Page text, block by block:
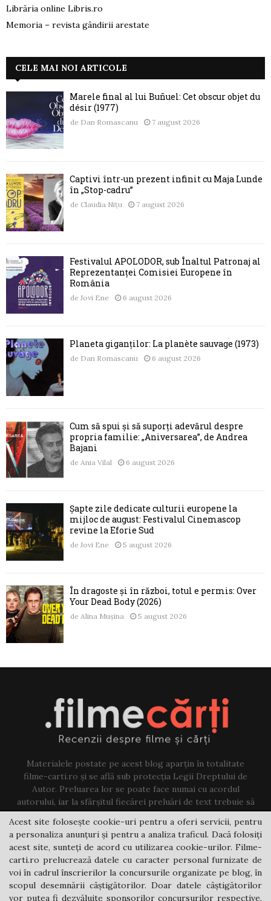
Librăria online Libris.ro
Memoria – revista gândirii arestate
CELE MAI NOI ARTICOLE
Marele final al lui Buñuel: Cet obscur objet du
désir (1977)
de Dan Romascanu 7 august 2026
Captivi într-un prezent infinit cu Maja Lunde
în „Stop-cadru”
de Claudia Nițu 7 august 2026
Festivalul APOLODOR, sub Înaltul Patronaj al
Reprezentanței Comisiei Europene în
România
de Jovi Ene 6 august 2026
Planeta giganților: La planète sauvage (1973)
de Dan Romascanu 6 august 2026
Cum să spui și să suporți adevărul despre
propria familie: „Aniversarea”, de Andrea
Bajani
de Ania Vilal 6 august 2026
Șapte zile dedicate culturii europene la
mijloc de august: Festivalul Cinemascop
revine la Eforie Sud
de Jovi Ene 5 august 2026
În dragoste și în război, totul e permis: Over
Your Dead Body (2026)
de Alina Mușina 5 august 2026
Materialele postate pe acest blog aparțin în totalitate
filme-carti.ro și se află sub protecția Legii Dreptului de
Autor. Preluarea lor se poate face numai cu acordul
autorului, iar la sfârșitul fiecărei preluări de text trebuie să
existe un link către acest blog.
Contact us:jovi@filme-carti.ro
Acest site folosește cookie-uri pentru a oferi servicii, pentru
a personaliza anunțuri și pentru a analiza traficul. Dacă folosiți
acest site, sunteți de acord cu utilizarea cookie-urilor. Filme-
carti.ro prelucrează datele cu caracter personal furnizate de
voi în cadrul înscrierilor la concursurile organizate pe blog, în
scopul desemnării câștigătorilor. Doar datele câștigătorilor
vor putea fi dezvăluite sponsorilor concursurilor respective.